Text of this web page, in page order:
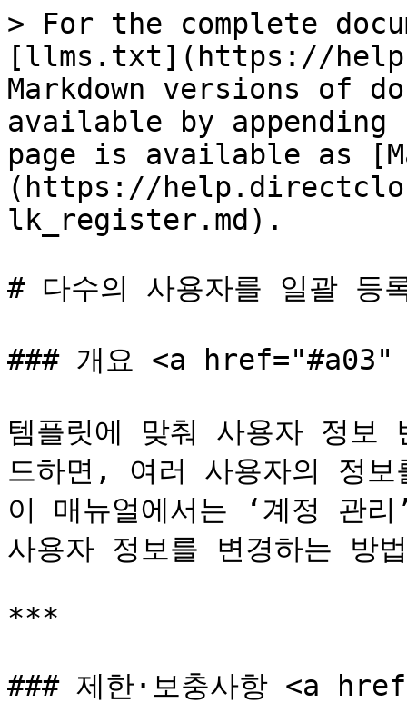
> For the complete
[llms.txt](https://
Markdown versions of
available by
page is available as
(https://
lk_register.md).
# 다수의 사용자를 일괄 등
### 개요 <a
템플릿에 맞춰 사용자 정보
드하면, 여러 사용자의 정
이 매뉴얼에서는 ‘계정 관
사용자 정보를 변경하는 방
***
### 제한·보충사항 <a